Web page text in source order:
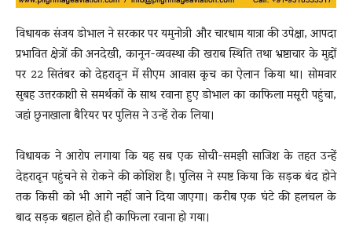
विधायक संजय डोभाल ने सरकार पर यमुनोत्री और चारधाम यात्रा की उपेक्षा, आपदा
प्रभावित क्षेत्रों की अनदेखी, कानून-व्यवस्था की खराब स्थिति तथा भ्रष्टाचार के मुद्दों
पर 22 सितंबर को देहरादून में सीएम आवास कूच का ऐलान किया था। सोमवार
सुबह उत्तरकाशी से समर्थकों के साथ रवाना हुए डोभाल का काफिला मसूरी पहुंचा,
जहां छुनाखाला बैरियर पर पुलिस ने उन्हें रोक लिया।
विधायक ने आरोप लगाया कि यह सब एक सोची-समझी साजिश के तहत उन्हें
देहरादून पहुंचने से रोकने की कोशिश है। पुलिस ने स्पष्ट किया कि सड़क बंद होने
तक किसी को भी आगे नहीं जाने दिया जाएगा। करीब एक घंटे की हलचल के
बाद सड़क बहाल होते ही काफिला रवाना हो गया।